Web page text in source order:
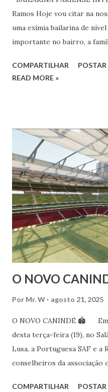
Ramos Hoje vou citar na
uma exímia bailarina de
importante no bairro, a
Vamos às informações de
Esteve na Índia
além de partir para
folclóricas do Rajastão
Bailarina profissional e
15 anos ao estudo e
às danças ciganas, árabes e
dança aos 4 anos de idade
passando por diversas
COMPARTILHAR
READ MORE »
O NOVO
Por Mr. W agosto 21, 2025
O NOVO CANINDÉ 🏟 Em
desta terça-feira (19), no
Lusa, a Portuguesa SAF e a
conselheiros da associação
COMPARTILHAR